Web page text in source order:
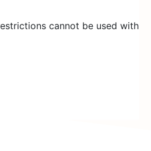
cannot be used with